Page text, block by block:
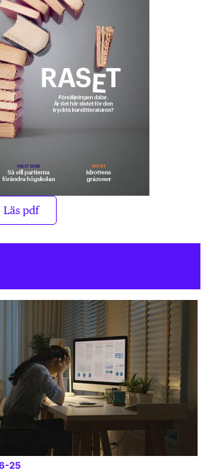
Läs pdf
25